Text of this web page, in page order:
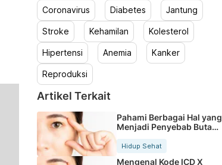
Coronavirus Diabetes Jantung
Stroke Kehamilan Kolesterol
Hipertensi Anemia Kanker
Reproduksi
Artikel Terkait
Pahami Berbagai Hal yang
Menjadi Penyebab Buta
Hidup Sehat
Mengenal Kode ICD X